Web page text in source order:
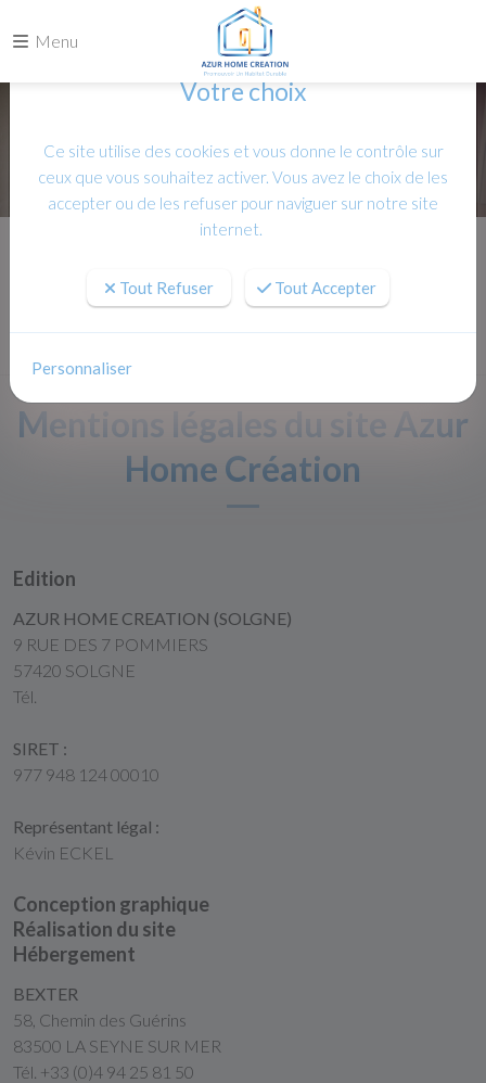
Menu
Mentions légales du site Azur
Home Création
Edition
AZUR HOME CREATION (SOLGNE)
9 RUE DES 7 POMMIERS
57420 SOLGNE
Tél.
SIRET :
977 948 124 00010
Représentant légal :
Kévin ECKEL
Conception graphique
Réalisation du site
Hébergement
BEXTER
58, Chemin des Guérins
83500 LA SEYNE SUR MER
Tél. +33 (0)4 94 25 81 50
Votre choix
Ce site utilise des cookies et vous donne le contrôle sur
ceux que vous souhaitez activer. Vous avez le choix de les
accepter ou de les refuser pour naviguer sur notre site
internet.
Tout Refuser Tout Accepter
Personnaliser